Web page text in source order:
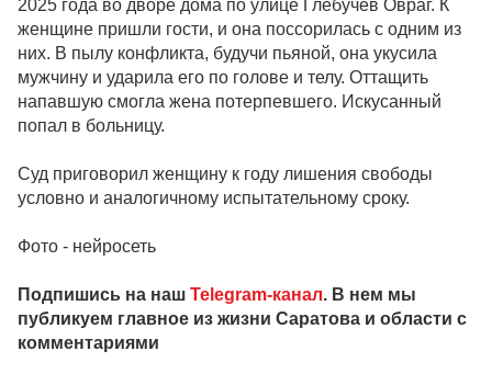
2025 года во дворе дома по улице Глебучев Овраг. К
женщине пришли гости, и она поссорилась с одним из
них. В пылу конфликта, будучи пьяной, она укусила
мужчину и ударила его по голове и телу. Оттащить
напавшую смогла жена потерпевшего. Искусанный
попал в больницу.
Суд приговорил женщину к году лишения свободы
условно и аналогичному испытательному сроку.
Фото - нейросеть
Подпишись на наш Telegram-канал. В нем мы
публикуем главное из жизни Саратова и области с
комментариями